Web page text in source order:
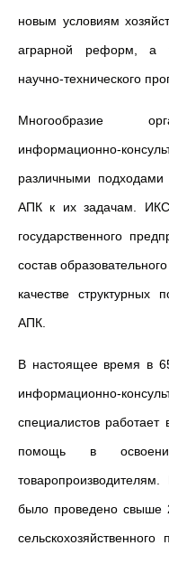
новым условиям
аграрной реформ, а
научно-технического
Многообразие
информационно-
различными подходами
АПК к их задачам.
государственного
состав
качестве структурных
АПК.
В настоящее время в
информационно-
специалистов
помощь в
было проведено свыше
сельскохозяйственного